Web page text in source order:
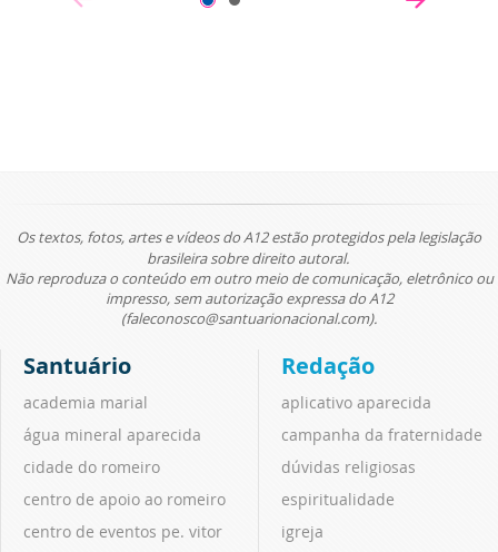
Os textos, fotos, artes e vídeos do A12 estão protegidos pela legislação
brasileira sobre direito autoral.
Não reproduza o conteúdo em outro meio de comunicação, eletrônico ou
impresso, sem autorização expressa do A12
(faleconosco@santuarionacional.com).
Santuário
academia marial
água mineral aparecida
cidade do romeiro
centro de apoio ao romeiro
centro de eventos pe. vitor
Redação
aplicativo aparecida
campanha da fraternidade
dúvidas religiosas
espiritualidade
igreja